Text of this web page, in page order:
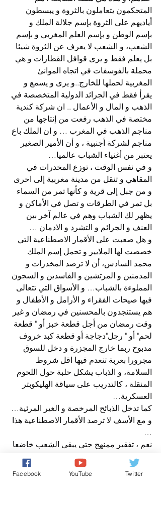
المتحكمون يتعاملون بالثروة و يبسطون
أياديهم على الثروة بإسم جلالة الملك و
بإسم الوطن و بإسم العلم المغربي و بإسم
الشعب، و الشعب لا يعرف عن الثروة شيئا
بل يعلم فقط و يرى قوافل القطارات و هي
محملة بالفوسفات في اتجاه الموانئ
المغربية لحملها للخارج..و يرى و يسمع و
يقرأ فقط في الجرائد الدولية المتخصصة في
الذهب و المال و الأعمال .. ان شركة كندية
مختصة في الذهب رفعت من إنتاجها من
مناجم الذهب في المغرب … و ان الملك باع
مناجم لشركة أجنبية ، و أن الأمير الصغير
يعتبر من أغنياء الشباب عالميا…
و في نفس الوقت ، توزع المخدرات في
المقاهي و تنقل من مدينة مغربية إلى اخرى
و من جبل إلى قرية و كأنها تمر من السماء
بل تمر في الطرقات و تصل في الأماكن و
يظهر لك الشباب وهم في عالم آخر بين
العنف و الجرائم و التشرد و الادمان …
و هل صعبت على الأقمار الاصطناعية التي
خصصت لها الملايير و تحمل إسم الملك
محمد السادس، أن لا ترصد المخدرات و
المدمنين و المرتشين و الفاسدين و السجون
المملوءة بالشباب… و الأسواق التي تتعالى
فيها صيحات الفقراء و الأرامل و الأطفال و
هم يستنجدون بالمحسنين في رمضان و غير
وقت رمضان من أجل قطعة خبز أو " قطعة
لحم" أو " رجل"دجاجة أو قطعة كبد خروف
مدبوح ربما خارج المجزرة و دخل للسوق
مجرورا بعربة تنعدم فيها اقل شروط
السلامة، و الذباب يشكل حلبة حول اللحوم
المنقلة ، كالتدريب على سياقة الهليكوبتر
العسكرية…
كما تدخل الذبائح المرخصة و الغير المرئية…
و مع الأسف لا ترصد الأقمار الاصطناعية هذا
…
نعم ، تفقير ممنهج حتى يبقى الشعب خاضعا
راكعا للفساد ، تفقير مدروس تتخلله برامج
تفقير و نصائح تفقير و " تخنزيرة " تخويف …
Facebook YouTube Twitter